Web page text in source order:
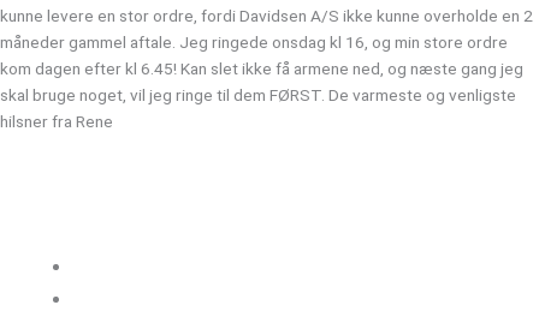
kunne levere en stor ordre, fordi Davidsen A/S ikke kunne overholde en 2
måneder gammel aftale. Jeg ringede onsdag kl 16, og min store ordre
kom dagen efter kl 6.45! Kan slet ikke få armene ned, og næste gang jeg
skal bruge noget, vil jeg ringe til dem FØRST. De varmeste og venligste
hilsner fra Rene